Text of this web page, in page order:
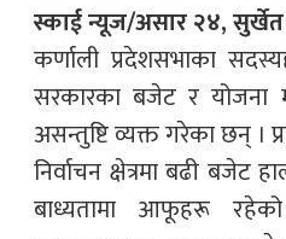
स्काई न्यूज/असार २४, सुर्खेत
कर्णाली प्रदेशसभाका
सरकारका बजेट र योजना
असन्तुष्टि व्यक्त गरेका छन् ।
निर्वाचन क्षेत्रमा बढी बजेट
बाध्यतामा आफूहरू